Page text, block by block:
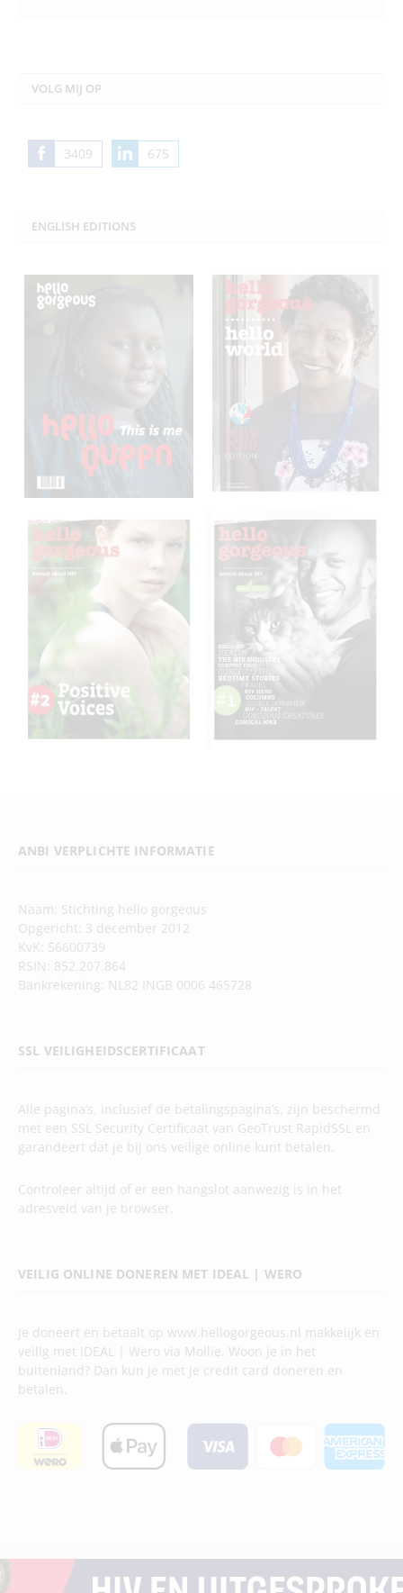
VOLG MIJ OP
3409
Share
675
Share
ENGLISH EDITIONS
ANBI VERPLICHTE INFORMATIE
Naam: Stichting hello gorgeous
Opgericht: 3 december 2012
KvK: 56600739
RSIN: 852.207.864
Bankrekening: NL82 INGB 0006 465728
SSL VEILIGHEIDSCERTIFICAAT
Alle pagina’s, inclusief de betalingspagina’s, zijn beschermd
met een SSL Security Certificaat van GeoTrust RapidSSL en
garandeert dat je bij ons veilige online kunt betalen.
Controleer altijd of er een hangslot aanwezig is in het
adresveld van je browser.
VEILIG ONLINE DONEREN MET IDEAL | WERO
Je doneert en betaalt op www.hellogorgeous.nl makkelijk en
veilig met iDEAL | Wero via Mollie. Woon je in het
buitenland? Dan kun je met je credit card doneren en
betalen.